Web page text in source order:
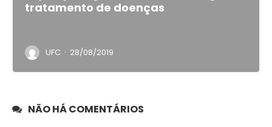
tratamento de doenças
UFC · 28/08/2019
NÃO HÁ COMENTÁRIOS